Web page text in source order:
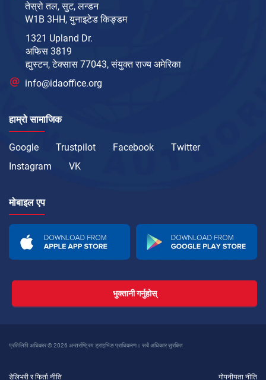
तेस्रो तल, सुट, लन्डन
W1B 3HH, युनाइटेड किङ्डम
1321 Upland Dr.
अफिस 3819
ह्युस्टन, टेक्सास 77043, संयुक्त राज्य अमेरिका
info@idaoffice.org
हाम्रो सामाजिक
Google Trustpilot Facebook
Twitter
Instagram
VK
मोबाइल एप
भुक्तानी गर्नुहोस्
प्रतिलिपि अधिकार © 2026 अन्तर्राष्ट्रिय ड्राइभिङ प्राधिकरण। सबै अधिकार सुरक्षित
डेलिभरी र फिर्ता नीति गोपनीयता नीति